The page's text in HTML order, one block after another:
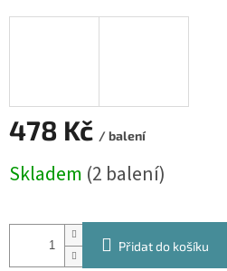
478 Kč / balení
cena:
Skladem (2 balení)
Přidat do košíku